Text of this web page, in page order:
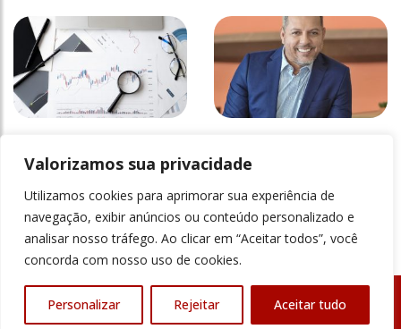
Valorizamos sua privacidade
Utilizamos cookies para aprimorar sua experiência de
navegação, exibir anúncios ou conteúdo personalizado e
analisar nosso tráfego. Ao clicar em “Aceitar todos”, você
concorda com nosso uso de cookies.
Personalizar Rejeitar Aceitar tudo
da educação superior
+ Mais Informações
transformações?
+ Mais Informações
© Revista Ensino Superior - Todos os direitos reservados